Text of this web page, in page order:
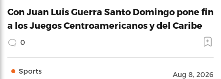
Con Juan Luis Guerra Santo Domingo pone fin
a los Juegos Centroamericanos y del Caribe
0
Sports Aug 8, 2026